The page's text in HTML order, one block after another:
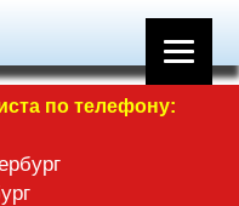
по телефону: